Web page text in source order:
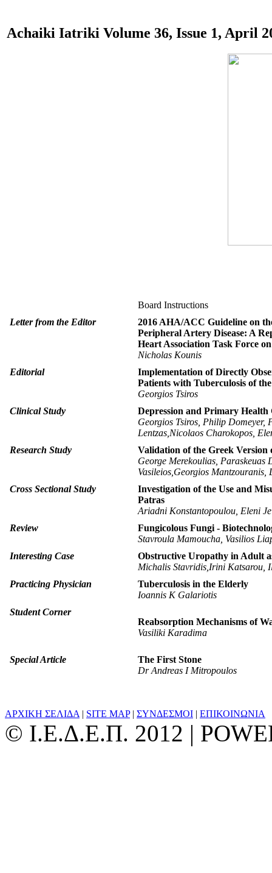
Αchaiki Iatriki Volume 36, Issue 1, April
Board Instructions
Letter from the Editor
2016 AHA/ACC Guideline on
Peripheral Artery Disease: A
Heart Association Task Force
Nicholas Kounis
Editorial
Implementation of Directly
Patients with Tuberculosis of
Georgios Tsiros
Clinical Study
Depression and Primary
Georgios Tsiros, Philip Domeyer,
Lentzas,Nicolaos Charokopos,
Research Study
Validation of the Greek
George Merekoulias,
Vasileios,Georgios
Cross Sectional Study
Investigation of the Use and
Patras
Ariadni Konstantopoulou, Eleni
Review
Fungicolous Fungi -
Stavroula Mamoucha, Vasilios
Interesting Case
Obstructive Uropathy in Adult
Μichalis Stavridis,Ιrini Katsarou,
Practicing Physician
Tuberculosis in the Elderly
Ioannis K Galariotis
Student Corner
Reabsorption Mechanisms of
Vasiliki Karadima
Special Article
The First Stone
Dr Αndreas I Mitropoulos
ΑΡΧΙΚΗ ΣΕΛΙΔΑ | SITE MAP| ΣΥΝΔΕΣΜΟΙ | ΕΠΙΚΟΙΝΩΝΙΑ
© Ι.Ε.Δ.Ε.Π. 2012 |